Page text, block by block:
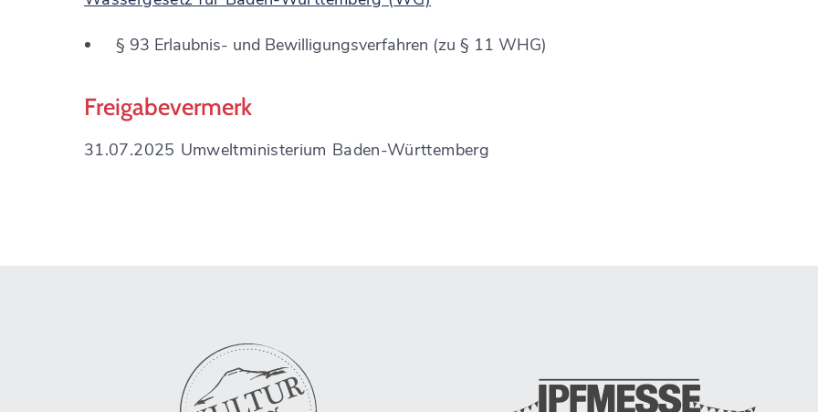
§ 93 Erlaubnis- und Bewilligungsverfahren (zu § 11 WHG)
Freigabevermerk
31.07.2025 Umweltministerium Baden-Württemberg